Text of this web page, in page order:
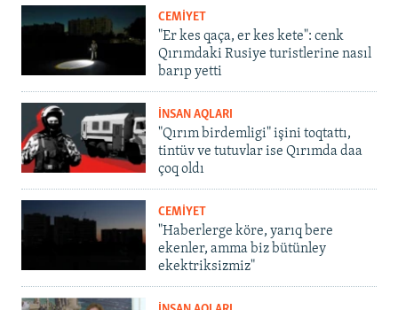
CEMİYET
"Er kes qaça, er kes kete": cenk
Qırımdaki Rusiye turistlerine nasıl
barıp yetti
İNSAN AQLARI
"Qırım birdemligi" işini toqtattı,
tintüv ve tutuvlar ise Qırımda daa
çoq oldı
CEMİYET
"Haberlerge köre, yarıq bere
ekenler, amma biz bütünley
ekektriksizmiz"